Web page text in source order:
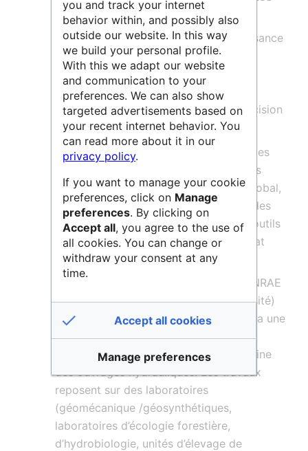
risques naturels . Ses objectifs sont :
d’une part de développer la connaissance
régionale pour les risques liés aux
incendies, à l’hydrologie, au bon
fonctionnement des ouvrages
hydrauliques, ainsi que l’aide à la décision
dans ce domaine
d’autre part d’étudier la dynamique des
écosystèmes aquatiques et forestiers
sous la contrainte du changement global,
la problématique de la restauration des
écosystèmes et de développer des outils
et méthodes pour l’évaluation de l’état
des écosystèmes.
RECOVER contribue au pôle national INRAE
/ OFB (office français pour la biodiversité)
« Ecosystèmes lacustres » . RECOVER a une
activité forte dans le domaine de
l’expertise, en particulier dans le domaine
des ouvrages hydrauliques. Les travaux
reposent sur des laboratoires
(géomécanique /géosynthétiques,
laboratoires d’écologie forestière,
d’hydrobiologie, unités d’élevage de
you and track your internet
behavior within, and possibly also
outside our website. In this way
we build your personal profile.
With this we adapt our website
and communication to your
preferences. We can also show
targeted advertisements based on
your recent internet behavior. You
can read more about it in our
privacy policy.
If you want to manage your cookie
preferences, click on Manage
preferences. By clicking on
Accept all, you agree to the use of
all cookies. You can change or
withdraw your consent at any
time.
Accept all cookies
Manage preferences